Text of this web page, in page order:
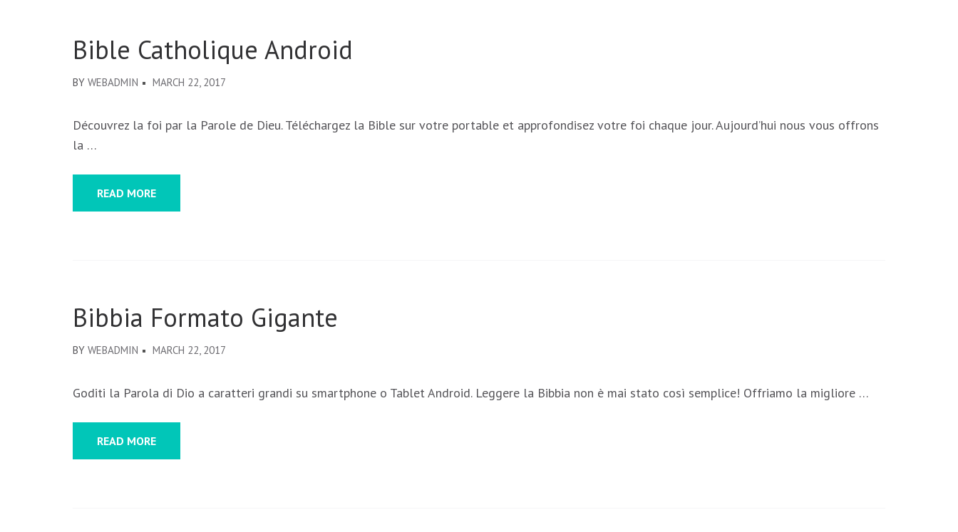
Bible Catholique Android
BY WEBADMIN MARCH 22, 2017
Découvrez la foi par la Parole de Dieu. Téléchargez la Bible sur votre portable et approfondisez votre foi chaque jour. Aujourd’hui nous vous offrons
la …
READ MORE
Bibbia Formato Gigante
BY WEBADMIN MARCH 22, 2017
Goditi la Parola di Dio a caratteri grandi su smartphone o Tablet Android. Leggere la Bibbia non è mai stato così semplice! Offriamo la migliore …
READ MORE